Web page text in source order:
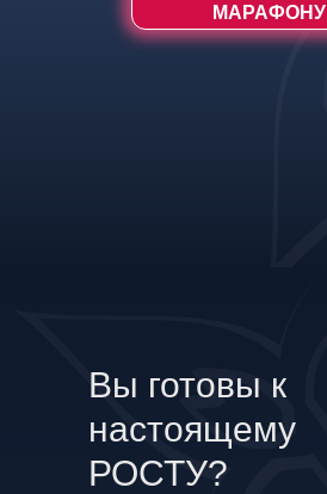
МАРАФОНУ
Вы готовы к
настоящему
РОСТУ?